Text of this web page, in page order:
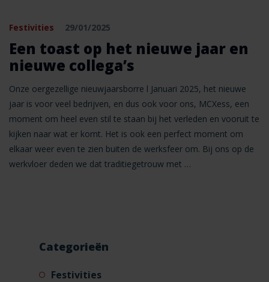
Festivities 29/01/2025
Een toast op het nieuwe jaar en
nieuwe collega’s
Onze oergezellige nieuwjaarsborre l Januari 2025, het nieuwe
jaar is voor veel bedrijven, en dus ook voor ons, MCXess, een
moment om heel even stil te staan bij het verleden en vooruit te
kijken naar wat er komt. Het is ook een perfect moment om
elkaar weer even te zien buiten de werksfeer om. Bij ons op de
werkvloer deden we dat traditiegetrouw met …
Categorieën
Festivities